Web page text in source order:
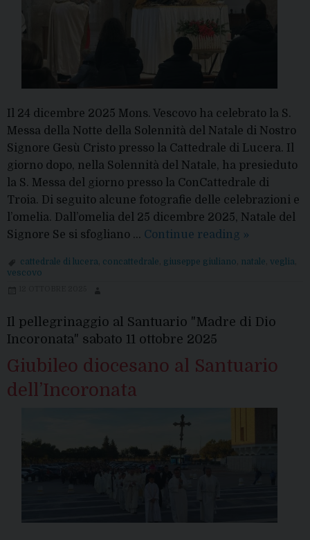
Il 24 dicembre 2025 Mons. Vescovo ha celebrato la S.
Messa della Notte della Solennità del Natale di Nostro
Signore Gesù Cristo presso la Cattedrale di Lucera. Il
giorno dopo, nella Solennità del Natale, ha presieduto
la S. Messa del giorno presso la ConCattedrale di
Troia. Di seguito alcune fotografie delle celebrazioni e
l’omelia. Dall’omelia del 25 dicembre 2025, Natale del
Signore Se si sfogliano … Continue reading Natale
Celebrazioni
di
Vescovo
»
cattedrale di lucera concattedrale giuseppe giuliano natale veglia
vescovo
Il pellegrinaggio al Santuario "Madre di Dio
Incoronata" sabato 11 ottobre 2025
Giubileo diocesano al Santuario
dell’Incoronata